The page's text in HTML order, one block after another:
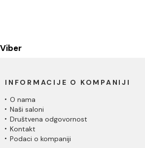
Viber
INFORMACIJE O KOMPANIJI
O nama
Naši saloni
Društvena odgovornost
Kontakt
Podaci o kompaniji